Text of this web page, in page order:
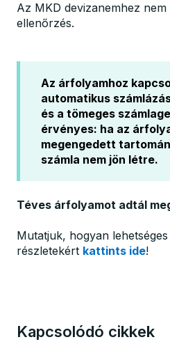
Az MKD devizanemhez
ellenőrzés.
Az árfolyamhoz
automatikus
és a tömeges
érvényes: ha az
megengedett
számla nem jön létre.
Téves árfolyamot adtál
Mutatjuk, hogyan
részletekért kattints ide!
Kapcsolódó cikkek